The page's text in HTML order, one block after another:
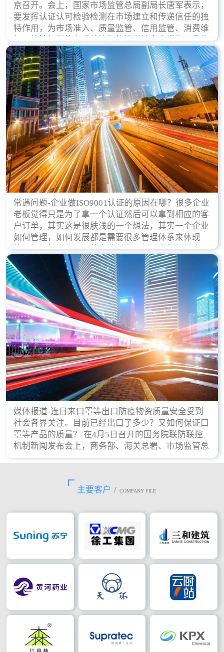
京召开。会上，国家市场监管总局副局长唐军表示，
要发挥认证认可检验检测在市场建立和传递信任的独
特作用，为市场准入、质量监管、信用监管、消费维
权、执法打假等各项监管职能提供技术支撑和可靠依
据。
常遇问题-企业做ISO9001认证的原因在哪？很多企业
老板觉得只是为了拿一个认证然后可以拿到相应的客
户订单，其实这是很肤浅的一个想法，其实一个企业
如何管理，如何发展都是需要很多管理体系来体现
的，每天都会有不同的企业创立，但是我们如何去证
实一个企业的合法，有质量保证了？这就是ISO9001
认证体现价值的时候，那么键锋小编就来细说下企业
做ISO9001认证的根本原因。
媒体报道-连日来口罩等出口防疫物资质量安全受到
社会各界关注。目前已经出口了多少？又如何保证口
罩等产品的质量？ 在4月5日召开的国务院联防联控
机制新闻发布会上，商务部、海关总署、市场监管总
局等部门进行了回应。
主要客户 / COMPANY FILE